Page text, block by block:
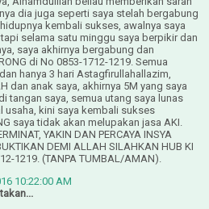
dia juga seperti saya stelah bergabung
kembali sukses, awalnya saya
selama satu minggu saya berpikir dan
saya akhirnya bergabung dan
di No 0853-1712-1219. Semua
hanya 3 hari Astagfirullahallazim,
dan anak saya, akhirnya 5M yang saya
tangan saya, semua utang saya lunas
usaha, kini saya kembali sukses
saya tidak akan melupakan jasa AKI.
YAKIN DAN PERCAYA INSYA
DEMI ALLAH SILAHKAN HUB KI
1219. (TANPA TUMBAL/AMAN).
10:22:00 AM